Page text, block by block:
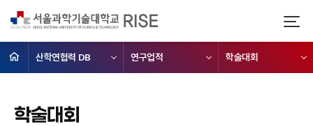
산학연협력 DB 연구업적 학술대회
학술대회